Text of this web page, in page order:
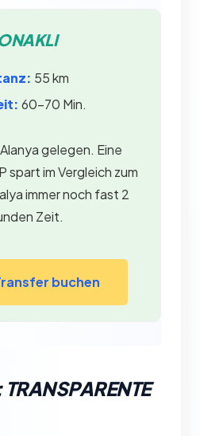
55 km
60–70 Min.
gelegen. Eine
spart im Vergleich zum
immer noch fast 2
Zeit.
buchen